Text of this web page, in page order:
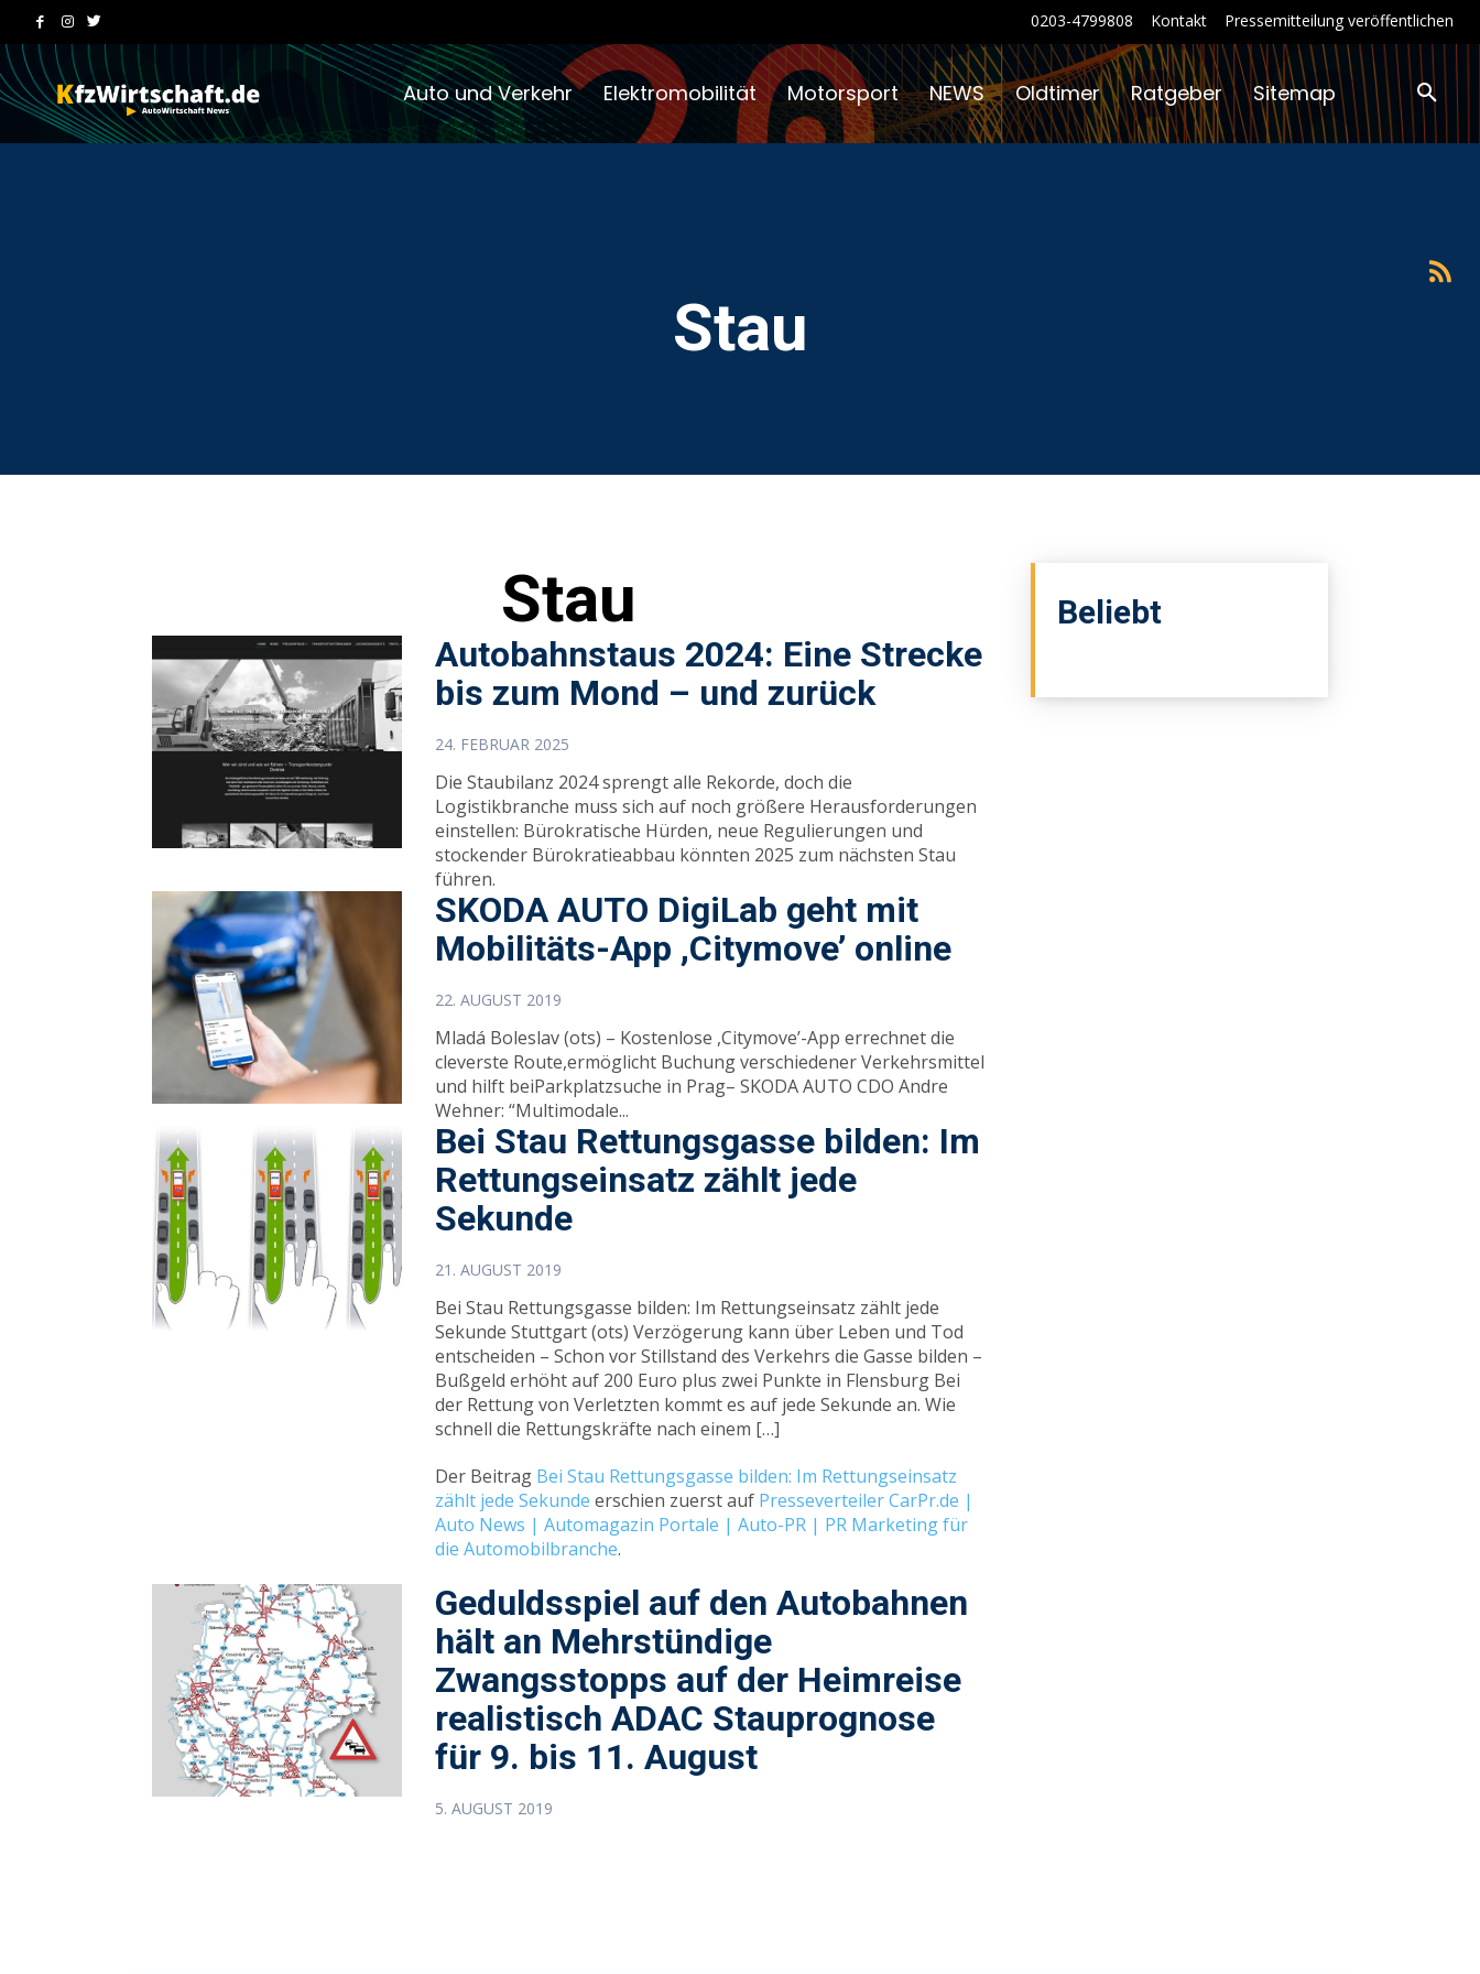
0203-4799808 Kontakt Pressemitteilung veröffentlichen
Auto und Verkehr Elektromobilität Motorsport NEWS Oldtimer Ratgeber Sitemap
Stau
Stau
Autobahnstaus 2024: Eine Strecke
bis zum Mond – und zurück
24. FEBRUAR 2025
Die Staubilanz 2024 sprengt alle Rekorde, doch die
Logistikbranche muss sich auf noch größere Herausforderungen
einstellen: Bürokratische Hürden, neue Regulierungen und
stockender Bürokratieabbau könnten 2025 zum nächsten Stau
führen.
SKODA AUTO DigiLab geht mit
Mobilitäts-App ,Citymove’ online
22. AUGUST 2019
Mladá Boleslav (ots) – Kostenlose ,Citymove’-App errechnet die
cleverste Route,ermöglicht Buchung verschiedener Verkehrsmittel
und hilft beiParkplatzsuche in Prag– SKODA AUTO CDO Andre
Wehner: “Multimodale...
Bei Stau Rettungsgasse bilden: Im
Rettungseinsatz zählt jede
Sekunde
21. AUGUST 2019
Bei Stau Rettungsgasse bilden: Im Rettungseinsatz zählt jede
Sekunde Stuttgart (ots) Verzögerung kann über Leben und Tod
entscheiden – Schon vor Stillstand des Verkehrs die Gasse bilden –
Bußgeld erhöht auf 200 Euro plus zwei Punkte in Flensburg Bei
der Rettung von Verletzten kommt es auf jede Sekunde an. Wie
schnell die Rettungskräfte nach einem […]
Der Beitrag Bei Stau Rettungsgasse bilden: Im Rettungseinsatz
zählt jede Sekunde erschien zuerst auf Presseverteiler CarPr.de |
Auto News | Automagazin Portale | Auto-PR | PR Marketing für
die Automobilbranche.
Geduldsspiel auf den Autobahnen
hält an Mehrstündige
Zwangsstopps auf der Heimreise
realistisch ADAC Stauprognose
für 9. bis 11. August
5. AUGUST 2019
Beliebt